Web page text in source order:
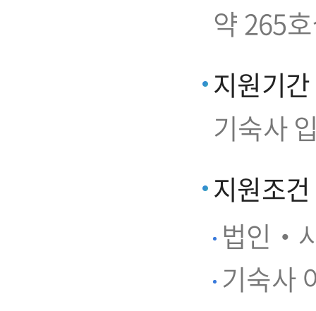
약 265
지원기간
기숙사
지원조건
법인‧
기숙사